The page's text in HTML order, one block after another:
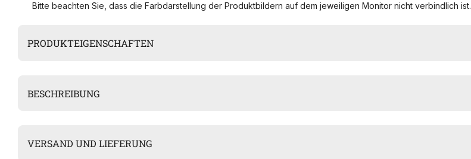
Bitte beachten Sie, dass die Farbdarstellung der Produktbildern auf dem jeweiligen Monitor nicht verbindlich ist.
PRODUKTEIGENSCHAFTEN
BESCHREIBUNG
VERSAND UND LIEFERUNG